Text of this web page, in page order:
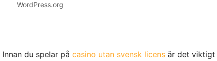
WordPress.org
Innan du spelar på casino utan svensk licensär det viktigt